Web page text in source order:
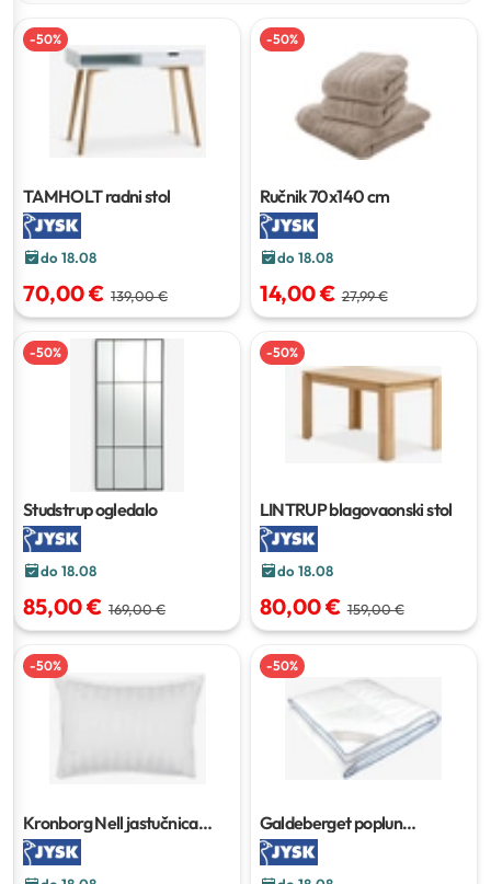
-50%
TAMHOLT radni stol
do 18.08
70,00 € 139,00 €
-50%
Ručnik70x140 cm
do 18.08
14,00 € 27,99 €
-50%
Studstrup ogledalo
do 18.08
85,00 € 169,00 €
-50%
LINTRUP blagovaonski stol
do 18.08
80,00 € 159,00 €
-50%
Kronborg Nell jastučnica
50x70/75 cm
-50%
Galdeberget poplun
135x200 cm